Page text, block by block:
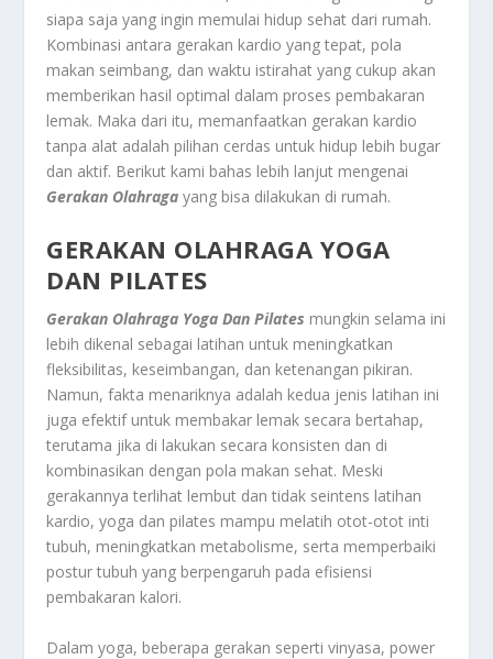
siapa saja yang ingin memulai hidup sehat dari rumah.
Kombinasi antara gerakan kardio yang tepat, pola
makan seimbang, dan waktu istirahat yang cukup akan
memberikan hasil optimal dalam proses pembakaran
lemak. Maka dari itu, memanfaatkan gerakan kardio
tanpa alat adalah pilihan cerdas untuk hidup lebih bugar
dan aktif. Berikut kami bahas lebih lanjut mengenai
Gerakan Olahraga yang bisa dilakukan di rumah.
GERAKAN OLAHRAGA YOGA
DAN PILATES
Gerakan Olahraga Yoga Dan Pilates mungkin selama ini
lebih dikenal sebagai latihan untuk meningkatkan
fleksibilitas, keseimbangan, dan ketenangan pikiran.
Namun, fakta menariknya adalah kedua jenis latihan ini
juga efektif untuk membakar lemak secara bertahap,
terutama jika di lakukan secara konsisten dan di
kombinasikan dengan pola makan sehat. Meski
gerakannya terlihat lembut dan tidak seintens latihan
kardio, yoga dan pilates mampu melatih otot-otot inti
tubuh, meningkatkan metabolisme, serta memperbaiki
postur tubuh yang berpengaruh pada efisiensi
pembakaran kalori.
Dalam yoga, beberapa gerakan seperti vinyasa, power